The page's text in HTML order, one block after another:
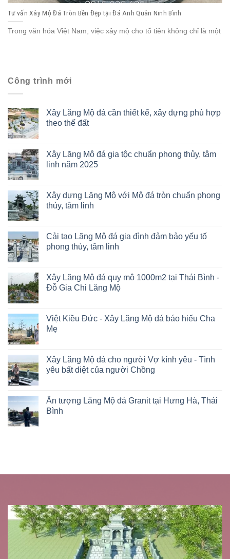
Tư vấn Xây Mộ Đá Tròn Bền Đẹp tại Đá Anh Quân Ninh Bình
Trong văn hóa Việt Nam, việc xây mộ cho tổ tiên không chỉ là một
Công trình mới
Xây Lăng Mộ đá cần thiết kế, xây dựng phù hợp
theo thế đất
Xây Lăng Mô đá gia tộc chuẩn phong thủy, tâm
linh năm 2025
Xây dựng Lăng Mộ với Mộ đá tròn chuẩn phong
thủy, tâm linh
Cải tạo Lăng Mộ đá gia đình đảm bảo yếu tố
phong thủy, tâm linh
Xây Lăng Mộ đá quy mô 1000m2 tại Thái Bình -
Đỗ Gia Chi Lăng Mộ
Việt Kiều Đức - Xây Lăng Mộ đá báo hiếu Cha
Mẹ
Xây Lăng Mộ đá cho người Vợ kính yêu - Tình
yêu bất diệt của người Chồng
Ấn tượng Lăng Mộ đá Granit tại Hưng Hà, Thái
Bình